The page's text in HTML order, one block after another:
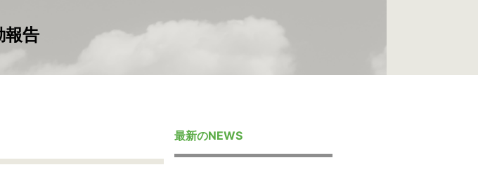
報告
最新のNEWS